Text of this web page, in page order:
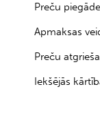
Preču
Apmaksas
Preču
Iekšējās